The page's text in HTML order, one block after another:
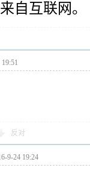
来自互联网。
反对
9-24 19:24